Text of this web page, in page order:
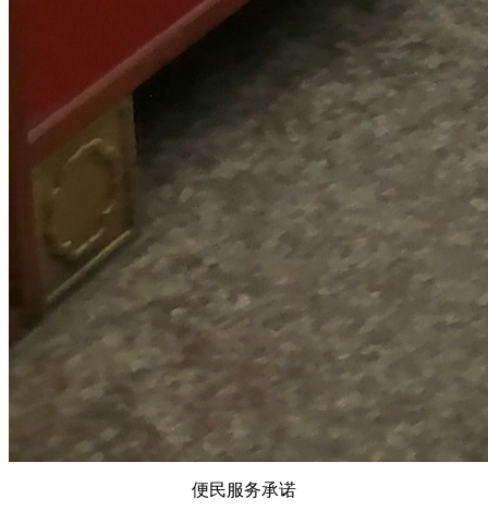
便民服务承诺